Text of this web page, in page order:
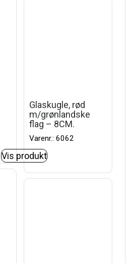
Glaskugle, rød
m/grønlandske
flag – 8CM.
Varenr.: 6062
Vis produkt